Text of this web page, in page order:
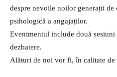
despre nevoile noilor generații de
psihologică a angajaților.
Evenimentul include două
dezbatere.
Alături de noi vor fi, în calitate de